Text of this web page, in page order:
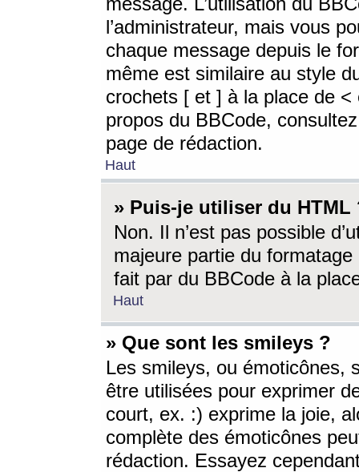
l’administrateur, mais vous
chaque message depuis le
même est similaire au style
crochets [ et ] à la place de <
propos du BBCode,
page de rédaction.
Haut
» Puis-je utiliser du HTML
Non. Il n’est pas possible
majeure partie du
fait par du BBCode à la
Haut
» Que sont les smileys ?
Les smileys, ou émoticônes,
être utilisées pour exprimer
court, ex. :) exprime la joie,
complète des émoticônes
rédaction. Essayez